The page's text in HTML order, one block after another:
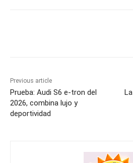
Previous article
Prueba: Audi S6 e-tron del
2026, combina lujo y
deportividad